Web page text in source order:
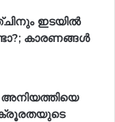
ഇടയിൽ
കാരണങ്ങള്‍
അനിയത്തിയെ